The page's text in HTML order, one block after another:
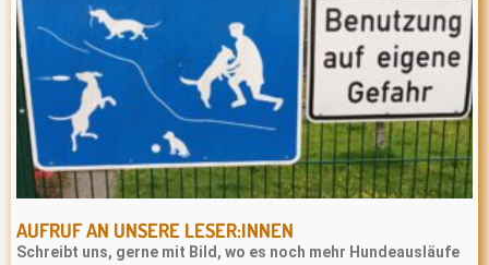
AUFRUF AN UNSERE LESER:INNEN
Schreibt uns, gerne mit Bild, wo es noch mehr Hundeausläufe